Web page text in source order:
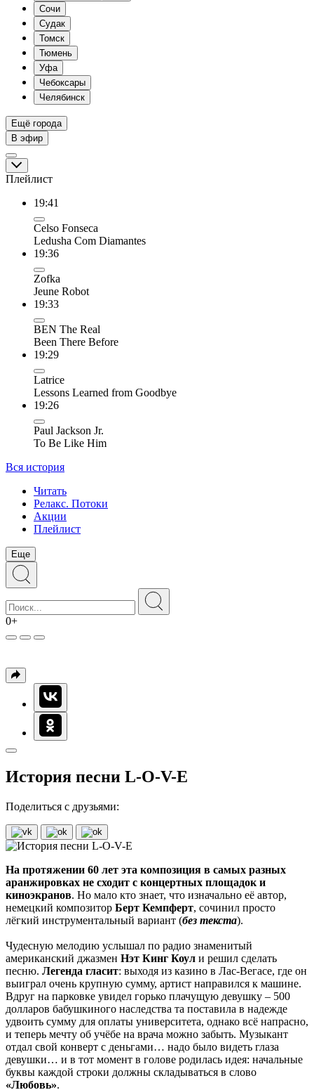
Сочи
Судак
Томск
Тюмень
Уфа
Чебоксары
Челябинск
Ещё города
В эфир
Плейлист
19:41
Celso Fonseca
Ledusha Com Diamantes
19:36
Zofka
Jeune Robot
19:33
BEN The Real
Been There Before
19:29
Latrice
Lessons Learned from Goodbye
19:26
Paul Jackson Jr.
To Be Like Him
Вся история
Читать
Релакс. Потоки
Акции
Плейлист
Еще
0+
История песни L-O-V-E
Поделиться с друзьями:
На протяжении 60 лет эта композиция в самых разных
аранжировках не сходит с концертных площадок и
киноэкранов. Но мало кто знает, что изначально её автор,
немецкий композитор Берт Кемпферт, сочинил просто
лёгкий инструментальный вариант (без текста).
Чудесную мелодию услышал по радио знаменитый
американский джазмен Нэт Кинг Коул и решил сделать
песню. Легенда гласит: выходя из казино в Лас-Вегасе, где он
выиграл очень крупную сумму, артист направился к машине.
Вдруг на парковке увидел горько плачущую девушку – 500
долларов бабушкиного наследства та поставила в надежде
удвоить сумму для оплаты университета, однако всё напрасно,
и теперь мечту об учёбе на врача можно забыть. Музыкант
отдал свой конверт с деньгами… надо было видеть глаза
девушки… и в тот момент в голове родилась идея: начальные
буквы каждой строки должны складываться в слово
«Любовь».